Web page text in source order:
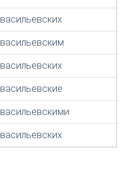
васильевских
васильевским
васильевских
васильевские
васильевскими
васильевских